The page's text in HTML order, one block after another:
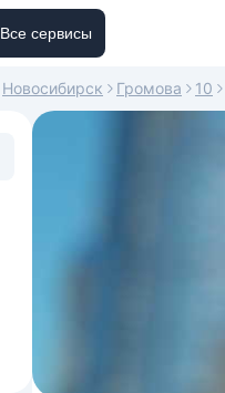
Все сервисы
Новосибирск Громова 10